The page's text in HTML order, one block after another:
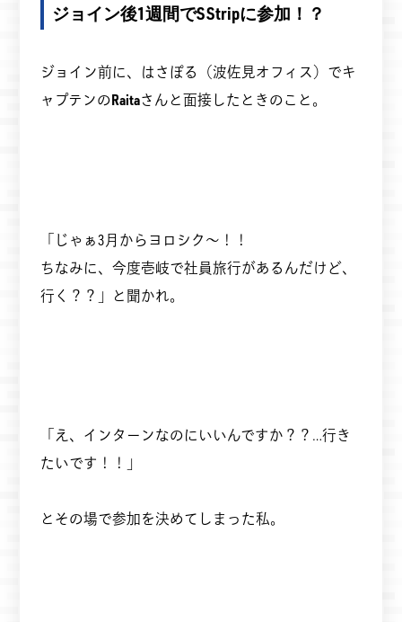
ジョイン後1週間でSStripに参加！？
ジョイン前に、はさぽる（波佐見オフィス）でキ
ャプテンのRaitaさんと面接したときのこと。
「じゃぁ3月からヨロシク～！！
ちなみに、今度壱岐で社員旅行があるんだけど、
行く？？」と聞かれ。
「え、インターンなのにいいんですか？？…行き
たいです！！」
とその場で参加を決めてしまった私。